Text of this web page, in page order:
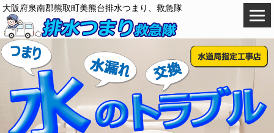
大阪府泉南郡熊取町美熊台排水つまり、救急隊